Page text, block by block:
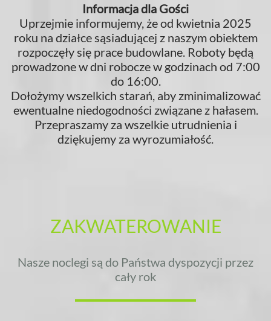
Informacja dla Gości
Uprzejmie informujemy, że od kwietnia 2025
roku na działce sąsiadującej z naszym obiektem
rozpoczęły się prace budowlane. Roboty będą
prowadzone w dni robocze w godzinach od 7:00
do 16:00.
Dołożymy wszelkich starań, aby zminimalizować
ewentualne niedogodności związane z hałasem.
Przepraszamy za wszelkie utrudnienia i
dziękujemy za wyrozumiałość.
ZAKWATEROWANIE
Nasze noclegi są do Państwa dyspozycji przez
cały rok